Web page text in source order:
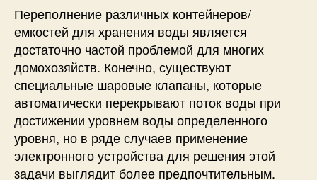
р
а
б
о
т
а
е
т
д
т
Переполнение различных контейнеров/
емкостей для хранения воды является
достаточно частой проблемой для многих
домохозяйств. Конечно, существуют
специальные шаровые клапаны, которые
автоматически перекрывают поток воды при
достижении уровнем воды определенного
уровня, но в ряде случаев применение
электронного устройства для решения этой
задачи выглядит более предпочтительным.